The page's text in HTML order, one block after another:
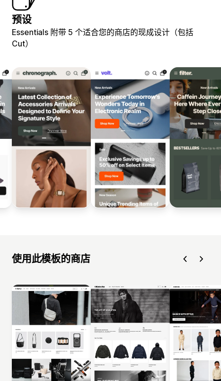
预设
Essentials 附带 5 个适合您的商店的现成设计（包括
Cut）
使用此模板的商店